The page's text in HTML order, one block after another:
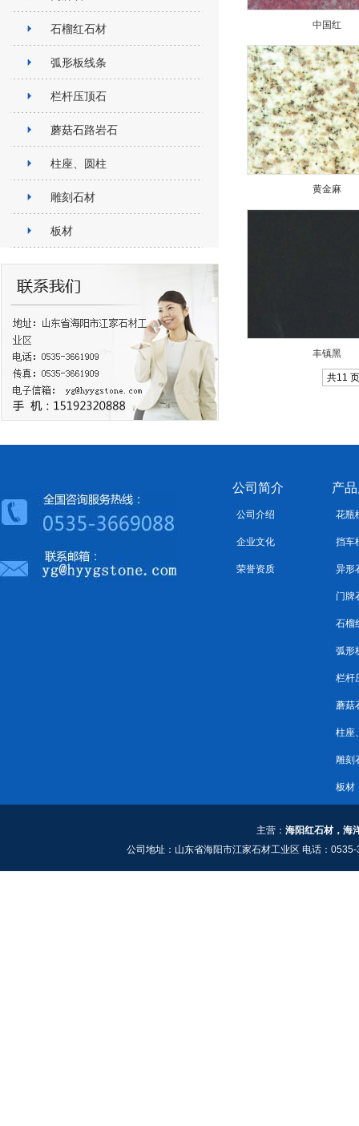
石榴红石材
弧形板线条
栏杆压顶石
蘑菇石路岩石
柱座、圆柱
雕刻石材
板材
中国红
黄金麻
丰镇黑
共11
公司简介
公司介绍
企业文化
荣誉资质
产
花瓶
挡车
异形
门牌
石榴
弧形
栏杆
蘑菇
柱座
雕刻
板材
主营： 海阳红石材，海
公司地址：山东省海阳市江家石材工业区 电话：